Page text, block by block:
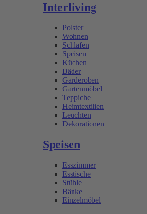
Interliving
Polster
Wohnen
Schlafen
Speisen
Küchen
Bäder
Garderoben
Gartenmöbel
Teppiche
Heimtextilien
Leuchten
Dekorationen
Speisen
Esszimmer
Esstische
Stühle
Bänke
Einzelmöbel